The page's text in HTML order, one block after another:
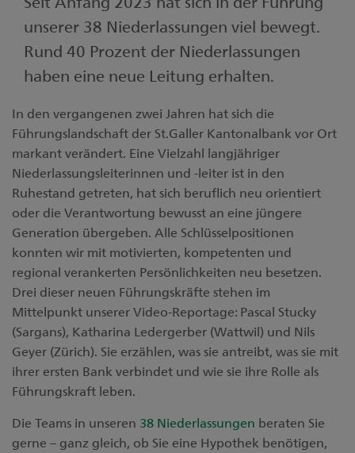
Kontakt
Medien
Digital Banking
Unsere Niederlassungen
unserer 38 Niederlassungen viel bewegt.
Rund 40 Prozent der Niederlassungen
haben eine neue Leitung erhalten.
In den vergangenen zwei Jahren hat sich die
Führungslandschaft der St.Galler Kantonalbank vor Ort
markant verändert. Eine Vielzahl langjähriger
Niederlassungsleiterinnen und -leiter ist in den
Ruhestand getreten, hat sich beruflich neu orientiert
oder die Verantwortung bewusst an eine jüngere
Generation übergeben. Alle Schlüsselpositionen
konnten wir mit motivierten, kompetenten und
regional verankerten Persönlichkeiten neu besetzen.
Drei dieser neuen Führungskräfte stehen im
Mittelpunkt unserer Video-Reportage: Pascal Stucky
(Sargans), Katharina Ledergerber (Wattwil) und Nils
Geyer (Zürich). Sie erzählen, was sie antreibt, was sie mit
ihrer ersten Bank verbindet und wie sie ihre Rolle als
Führungskraft leben.
Die Teams in unseren 38 Niederlassungen beraten Sie
gerne – ganz gleich, ob Sie eine Hypothek benötigen,